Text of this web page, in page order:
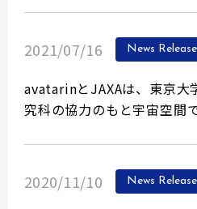
2021/07/16 News Release
avatarinとJAXAは、東京大
究科の協力のもと宇宙空間
活動を開始
2020/11/10 News Release